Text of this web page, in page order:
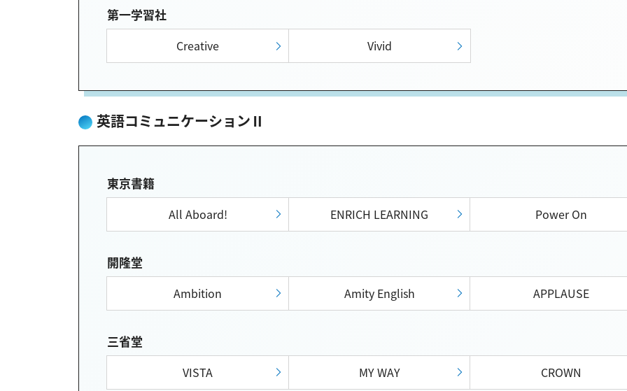
第一学習社
Creative Vivid
英語コミュニケーションⅡ
東京書籍
All Aboard! ENRICH LEARNING Power On
開隆堂
Ambition Amity English APPLAUSE
三省堂
VISTA MY WAY CROWN